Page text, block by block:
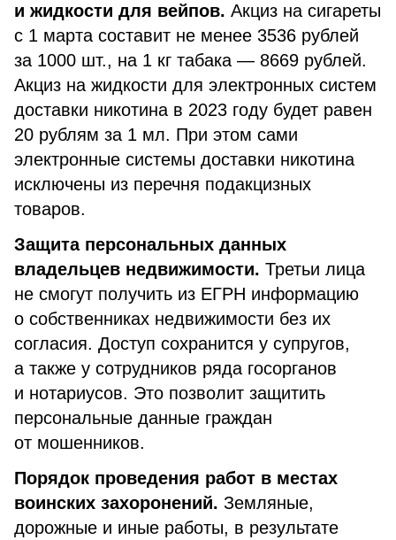
и жидкости для вейпов. Акциз на сигареты
с 1 марта составит не менее 3536 рублей
за 1000 шт., на 1 кг табака — 8669 рублей.
Акциз на жидкости для электронных систем
доставки никотина в 2023 году будет равен
20 рублям за 1 мл. При этом сами
электронные системы доставки никотина
исключены из перечня подакцизных
товаров.
Защита персональных данных
владельцев недвижимости. Третьи лица
не смогут получить из ЕГРН информацию
о собственниках недвижимости без их
согласия. Доступ сохранится у супругов,
а также у сотрудников ряда госорганов
и нотариусов. Это позволит защитить
персональные данные граждан
от мошенников.
Порядок проведения работ в местах
воинских захоронений. Земляные,
дорожные и иные работы, в результате